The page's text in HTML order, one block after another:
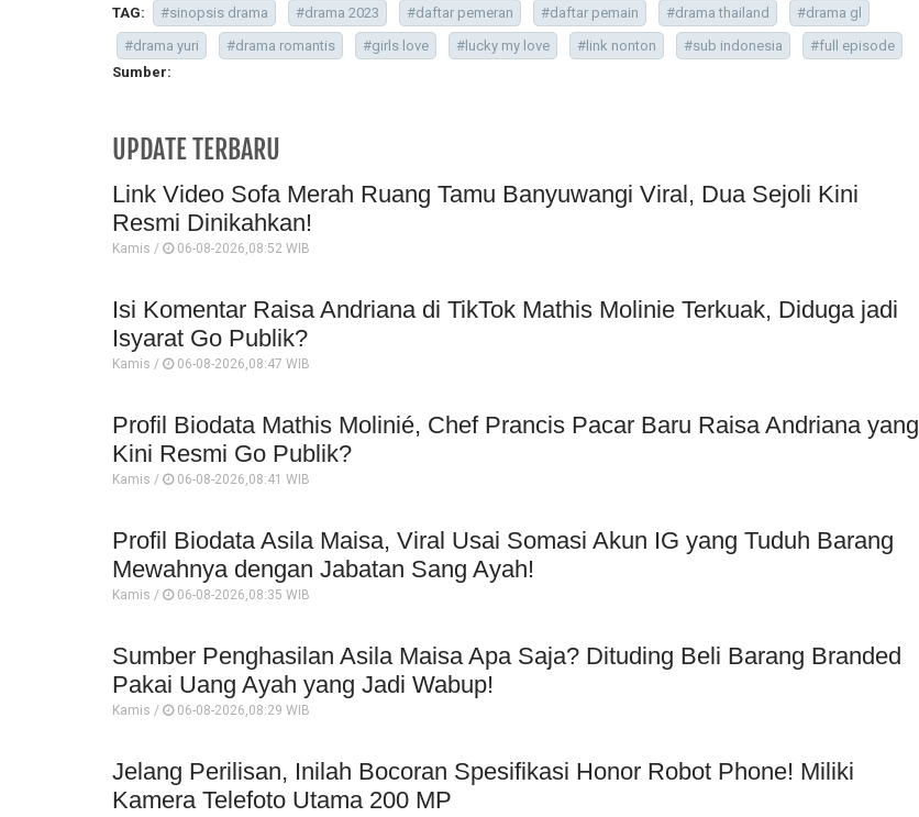
TAG:
#sinopsis drama #drama 2023 #daftar pemeran #daftar pemain #drama thailand
#drama gl
#drama yuri
#drama romantis #girls love #lucky my love #link nonton #sub indonesia
#full episode
Sumber:
UPDATE TERBARU
Link Video Sofa Merah Ruang Tamu Banyuwangi Viral, Dua Sejoli Kini
Resmi Dinikahkan!
Kamis / 06-08-2026,08:52 WIB
Isi Komentar Raisa Andriana di TikTok Mathis Molinie Terkuak, Diduga jadi
Isyarat Go Publik?
Kamis / 06-08-2026,08:47 WIB
Profil Biodata Mathis Molinié, Chef Prancis Pacar Baru Raisa Andriana yang
Kini Resmi Go Publik?
Kamis / 06-08-2026,08:41 WIB
Profil Biodata Asila Maisa, Viral Usai Somasi Akun IG yang Tuduh Barang
Mewahnya dengan Jabatan Sang Ayah!
Kamis / 06-08-2026,08:35 WIB
Sumber Penghasilan Asila Maisa Apa Saja? Dituding Beli Barang Branded
Pakai Uang Ayah yang Jadi Wabup!
Kamis / 06-08-2026,08:29 WIB
Jelang Perilisan, Inilah Bocoran Spesifikasi Honor Robot Phone! Miliki
Kamera Telefoto Utama 200 MP